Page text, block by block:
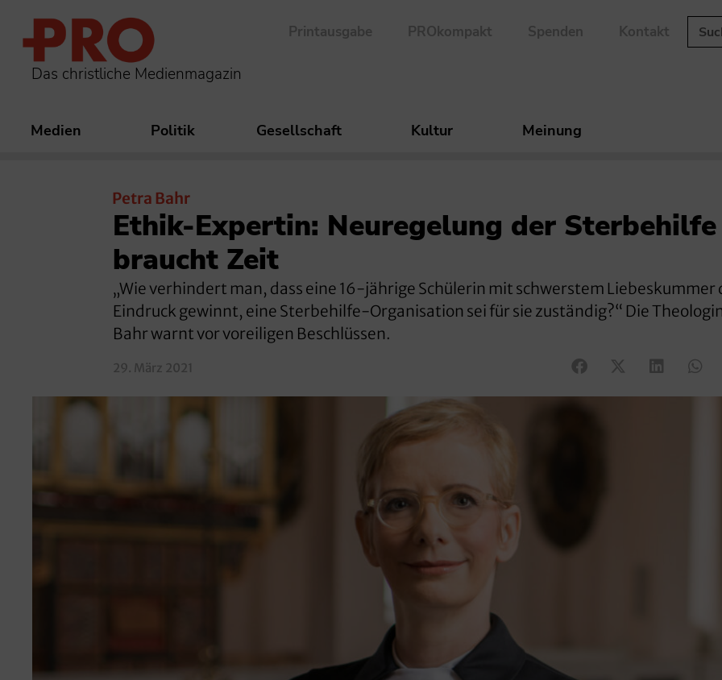
Das christliche Medienmagazin
Printausgabe PROkompakt Spenden Kontakt
Medien Politik Gesellschaft Kultur Meinung
Petra Bahr
Ethik-Expertin: Neuregelung der Sterbehilfe
braucht Zeit
„Wie verhindert man, dass eine 16-jährige Schülerin mit schwerstem Liebeskummer
Eindruck gewinnt, eine Sterbehilfe-Organisation sei für sie zuständig?“ Die
Bahr warnt vor voreiligen Beschlüssen.
29. März 2021